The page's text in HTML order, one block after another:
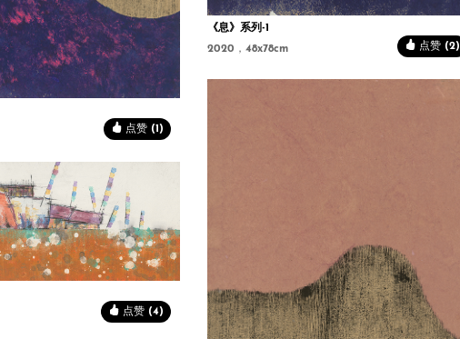
《息》系列-1
2020，48x78cm
点赞 (2)
点赞 (1)
点赞 (4)